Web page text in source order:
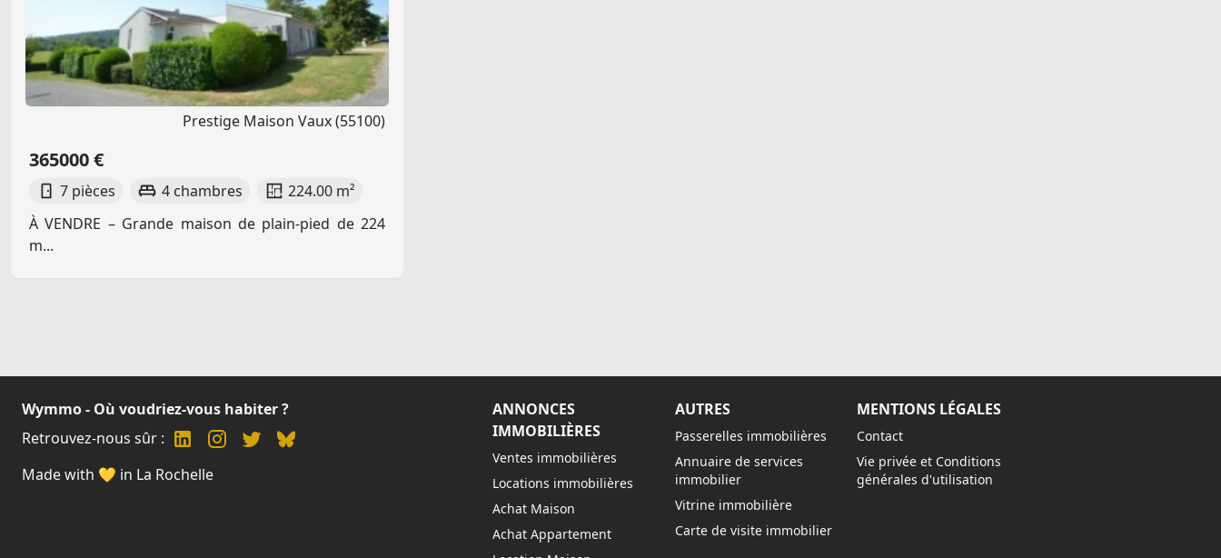
Prestige Maison Vaux (55100)
365000 €
7 pièces 4 chambres
224.00 m²
À VENDRE – Grande maison de plain-pied de 224
m...
Wymmo - Où voudriez-vous habiter ?
Retrouvez-nous sûr :
Made with 💛 in La Rochelle
ANNONCES
IMMOBILIÈRES
Ventes immobilières
Locations immobilières
Achat Maison
Achat Appartement
AUTRES
Passerelles immobilières
Annuaire de services
immobilier
Vitrine immobilière
Carte de visite immobilier
MENTIONS LÉGALES
Contact
Vie privée et Conditions
générales d'utilisation